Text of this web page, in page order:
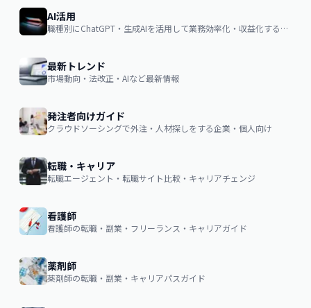
AI活用
職種別にChatGPT・生成AIを活用して業務効率化・収益化するノウハウ
最新トレンド
市場動向・法改正・AIなど最新情報
発注者向けガイド
クラウドソーシングで外注・人材探しをする企業・個人向け
転職・キャリア
転職エージェント・転職サイト比較・キャリアチェンジ
看護師
看護師の転職・副業・フリーランス・キャリアガイド
薬剤師
薬剤師の転職・副業・キャリアパスガイド